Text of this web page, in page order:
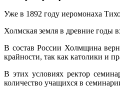
Уже в 1892 году иеромонаха
Холмская земля в древние годы
В состав России Холмщина
крайности, так как католики и
В этих условиях ректор
количество учащихся в